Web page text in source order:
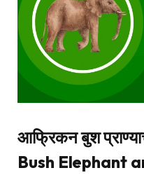
आफ्रिकन बुश
Bush Elephant